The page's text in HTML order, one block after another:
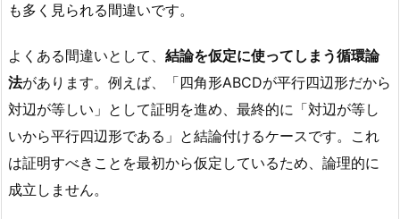
も多く見られる間違いです。
よくある間違いとして、 結論を仮定に使ってしまう循環論
法があります。例えば、「四角形ABCDが平行四辺形だから
対辺が等しい」として証明を進め、最終的に「対辺が等し
いから平行四辺形である」と結論付けるケースです。これ
は証明すべきことを最初から仮定しているため、論理的に
成立しません。